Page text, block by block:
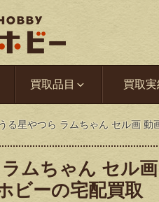
買取品目 買取実
うる星やつら ラムちゃん セル画
ムちゃん セル
ビーの宅配買取